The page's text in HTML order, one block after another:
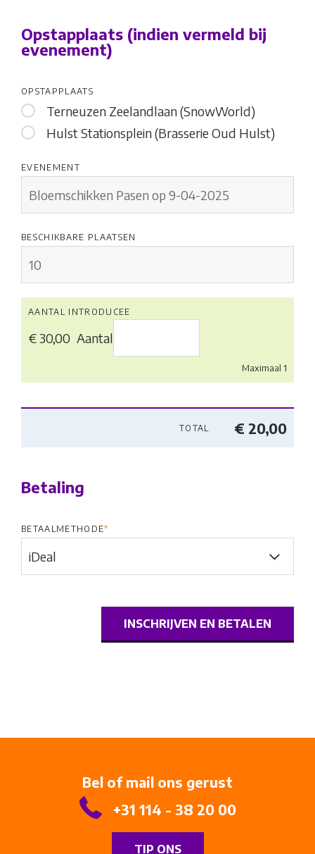
Opstapplaats (indien vermeld bij
evenement)
OPSTAPPLAATS
Terneuzen Zeelandlaan (SnowWorld)
Hulst Stationsplein (Brasserie Oud Hulst)
EVENEMENT
BESCHIKBARE PLAATSEN
AANTAL INTRODUCEE
€ 30,00 Aantal
Maximaal 1
TOTAL € 20,00
Betaling
BETAALMETHODE*
INSCHRIJVEN EN BETALEN
Bel of mail ons gerust
+31 114 - 38 20 00
TIP ONS